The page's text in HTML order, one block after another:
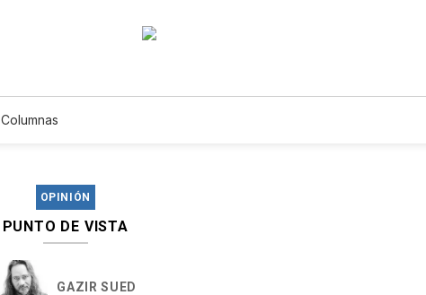
Columnas
OPINIÓN
PUNTO DE VISTA
GAZIR SUED